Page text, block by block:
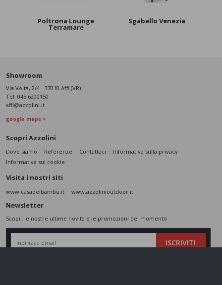
Poltrona Lounge
Terramare
Sgabello Venezia
Showroom
Via Volta, 2/4 - 37010 Affi (VR)
Tel: 045 6200150
affi@azzolini.it
google maps >
Scopri Azzolini
Dove siamo Referenze Contattaci
Informativa sulla privacy
Informativa sui cookie
Visita i nostri siti
www.casadelbambu.it www.azzolinioutdoor.it
Newsletter
Scopri le nostre ultime novità e le promozioni del momento
ISCRIVITI